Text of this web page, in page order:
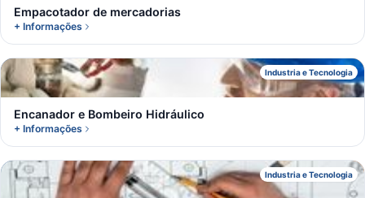
Empacotador de mercadorias
+ Informações
Industria e Tecnologia
Encanador e Bombeiro Hidráulico
+ Informações
Industria e Tecnologia
L